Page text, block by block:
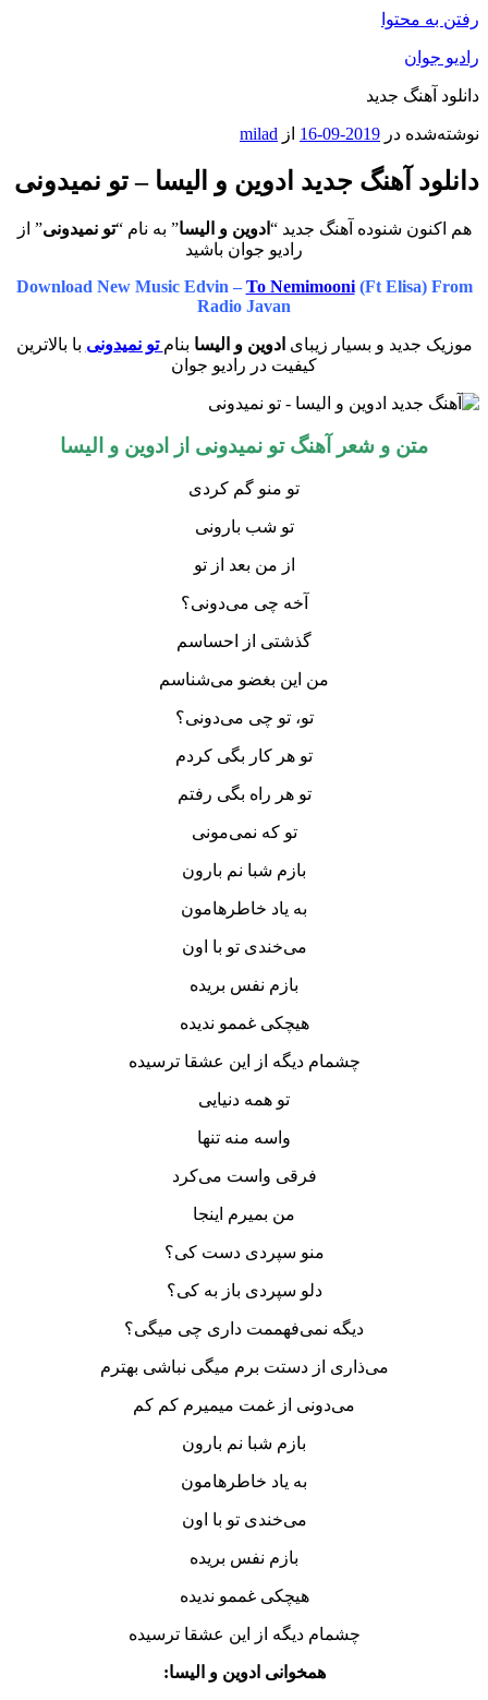
رفتن به محتوا
رادیو جوان
دانلود آهنگ جدید
نوشته‌شده در 2019-09-16 از milad
دانلود آهنگ جدید ادوین و الیسا – تو نمیدونی
هم اکنون شنوده آهنگ جدید “ ادوین و الیسا” به نام “تو نمیدونی” از
رادیو جوان باشید
Download New Music Edvin – To Nemimooni(Ft Elisa) From
Radio Javan
موزیک جدید و بسیار زیبای ادوین و الیسا بنام تو نمیدونی با بالاترین
کیفیت در رادیو جوان
متن و شعر آهنگ تو نمیدونی از ادوین و الیسا
تو منو گم کردی
تو شب بارونی
از من بعد از تو
آخه چی می‌دونی؟
گذشتی از احساسم
من این بغضو می‌شناسم
تو، تو چی می‌دونی؟
تو هر کار بگی کردم
تو هر راه بگی رفتم
تو که نمی‌مونی
بازم شبا نم بارون
به یاد خاطرهامون
می‌خندی تو با اون
بازم نفس بریده
هیچکی غممو ندیده
چشمام دیگه از این عشقا ترسیده
تو همه دنیایی
واسه منه تنها
فرقی واست می‌کرد
من بمیرم اینجا
منو سپردی دست کی؟
دلو سپردی باز به کی؟
دیگه نمی‌فهممت داری چی میگی؟
می‌ذاری از دستت برم میگی نباشی بهترم
می‌دونی از غمت میمیرم کم کم
بازم شبا نم بارون
به یاد خاطرهامون
می‌خندی تو با اون
بازم نفس بریده
هیچکی غممو ندیده
چشمام دیگه از این عشقا ترسیده
همخوانی ادوین و الیسا: